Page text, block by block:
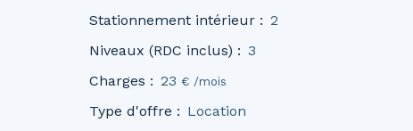
Stationnement intérieur : 2
Niveaux (RDC inclus) : 3
Charges : 23 € /mois
Type d'offre : Location